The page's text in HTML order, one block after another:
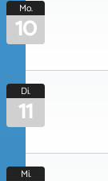
Mo.
10
Di.
11
Mi.